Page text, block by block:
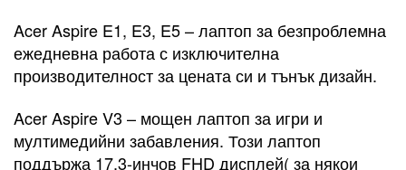
Acer Aspire E1, E3, E5 – лаптоп за безпроблемна
ежедневна работа с изключителна
производителност за цената си и тънък дизайн.
Acer Aspire V3 – мощен лаптоп за игри и
мултимедийни забавления. Този лаптоп
поддържа 17,3-инчов FHD дисплей( за някои